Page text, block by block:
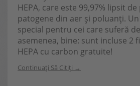
HEPA, care este 99,97% lipsit
patogene din aer și poluanți.
special pentru cei care suferă
asemenea, bine: sunt incluse 2
HEPA cu carbon gratuite!
Continuați Să Citiți